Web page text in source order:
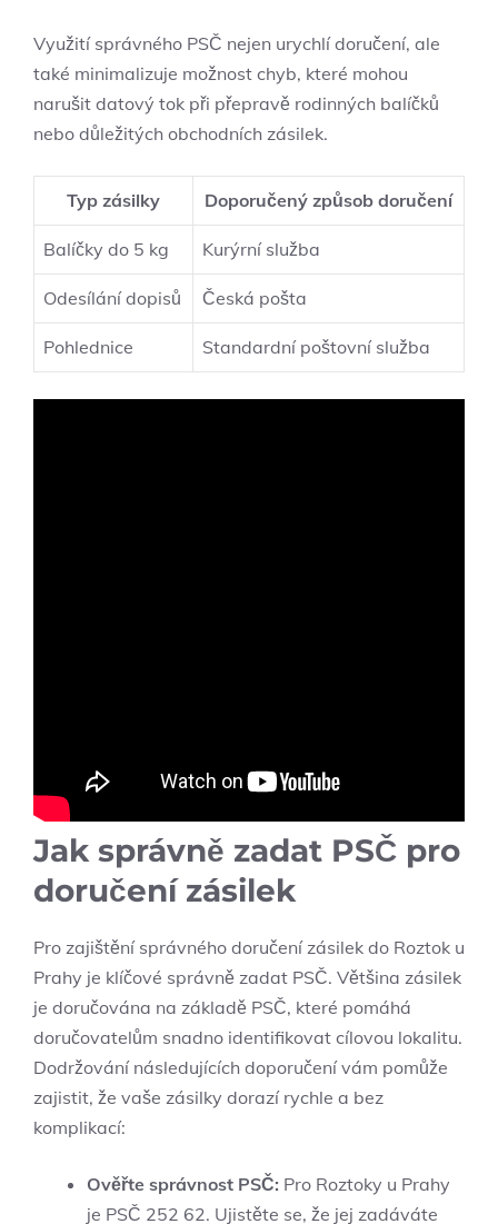
Využití správného ​PSČ nejen urychlí doručení, ale
také minimalizuje možnost chyb, které mohou
narušit ⁤datový tok při přepravě rodinných ⁤balíčků‌
nebo ⁢důležitých obchodních zásilek.
Typ zásilky Doporučený způsob doručení
Balíčky do⁤ 5 kg Kurýrní služba
Odesílání dopisů Česká pošta
Pohlednice Standardní poštovní služba
Jak správně zadat PSČ pro​
doručení zásilek
Pro zajištění ‌správného doručení zásilek do Roztok u
Prahy⁢ je klíčové správně zadat PSČ.‌ Většina ⁤zásilek
je doručována na ‍základě PSČ, které pomáhá
doručovatelům snadno identifikovat cílovou lokalitu.
Dodržování následujících ​doporučení‌ vám pomůže
zajistit, že vaše zásilky dorazí rychle a bez
komplikací:
Ověřte správnost ⁤PSČ: Pro Roztoky u ​Prahy
⁤je PSČ​ 252 62. Ujistěte se, že ⁣jej zadáváte